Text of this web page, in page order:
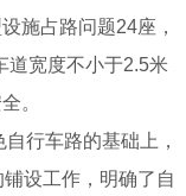
施占路问题24座，
道宽度不小于2.5米
。
行车路的基础上，
设工作，明确了自